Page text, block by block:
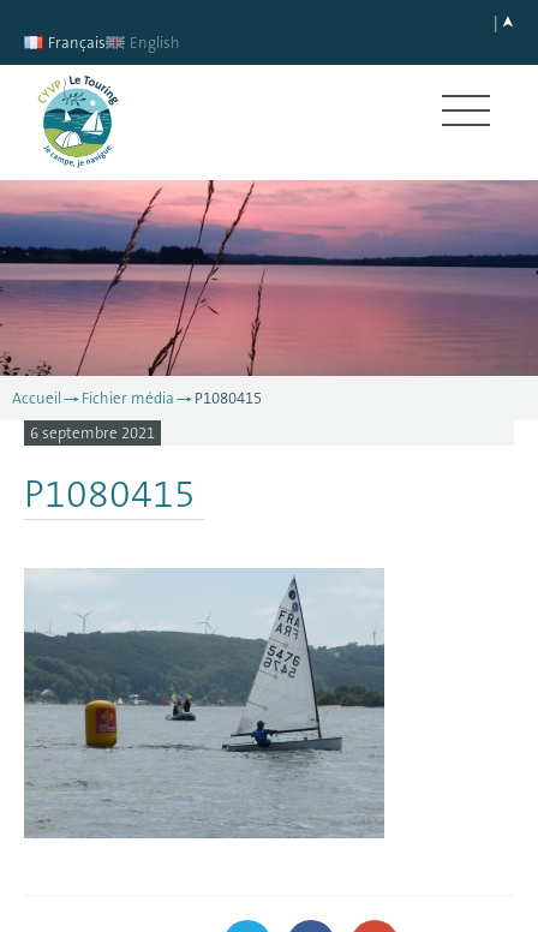
Français English
Accueil Fichier média
P1080415
6 septembre 2021
P1080415